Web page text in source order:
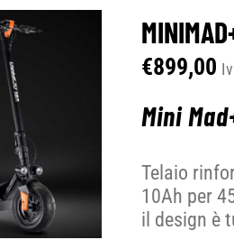
€899,00
Mini
Telaio
10Ah per
il design è